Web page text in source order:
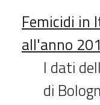
Femicidi in
all'anno
I dati
di